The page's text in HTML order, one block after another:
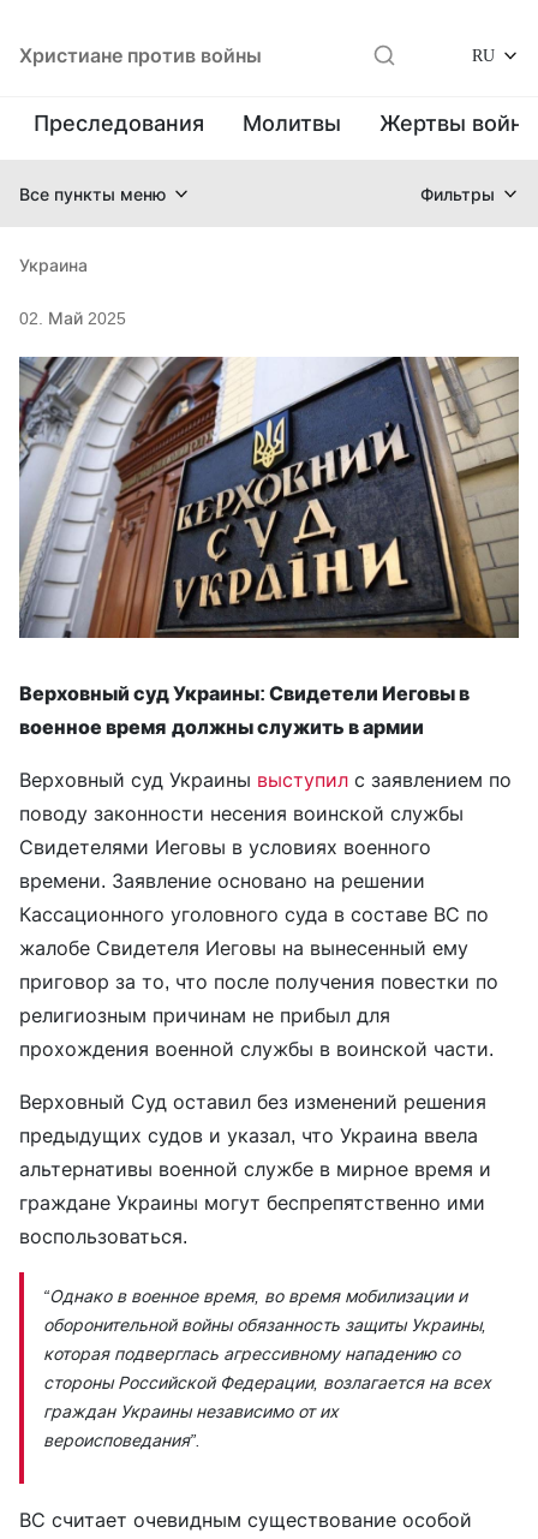
Христиане против войны RU
Преследования Молитвы Жертвы
Все пункты меню Фильтры
Украина
02. Май 2025
Верховный суд Украины: Свидетели Иеговы в
военное время должны служить в армии
Верховный суд Украины выступил с заявлением по
поводу законности несения воинской службы
Свидетелями Иеговы в условиях военного
времени. Заявление основано на решении
Кассационного уголовного суда в составе ВС по
жалобе Свидетеля Иеговы на вынесенный ему
приговор за то, что после получения повестки по
религиозным причинам не прибыл для
прохождения военной службы в воинской части.
Верховный Суд оставил без изменений решения
предыдущих судов и указал, что Украина ввела
альтернативы военной службе в мирное время и
граждане Украины могут беспрепятственно ими
воспользоваться.
“Однако в военное время, во время мобилизации и
оборонительной войны обязанность защиты Украины,
которая подверглась агрессивному нападению со
стороны Российской Федерации, возлагается на всех
граждан Украины независимо от их
вероисповедания”.
ВС считает очевидным существование особой